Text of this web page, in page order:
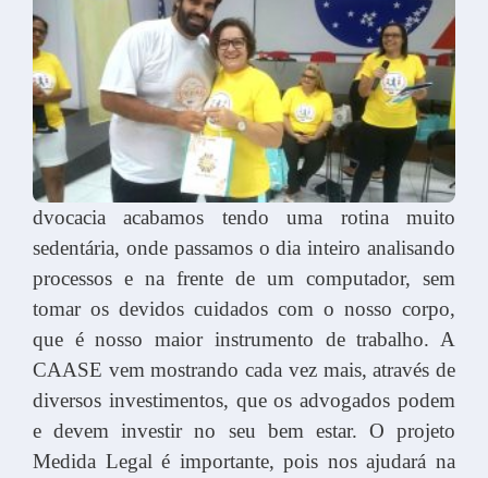
dvocacia acabamos tendo uma rotina muito
sedentária, onde passamos o dia inteiro analisando
processos e na frente de um computador, sem
tomar os devidos cuidados com o nosso corpo,
que é nosso maior instrumento de trabalho. A
CAASE vem mostrando cada vez mais, através de
diversos investimentos, que os advogados podem
e devem investir no seu bem estar. O projeto
Medida Legal é importante, pois nos ajudará na